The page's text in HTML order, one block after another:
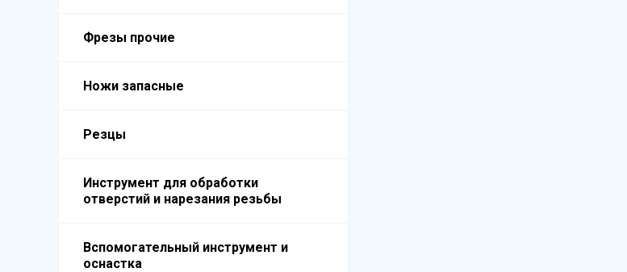
Фрезы прочие
Ножи запасные
Резцы
Инструмент для обработки
отверстий и нарезания резьбы
Вспомогательный инструмент и
оснастка